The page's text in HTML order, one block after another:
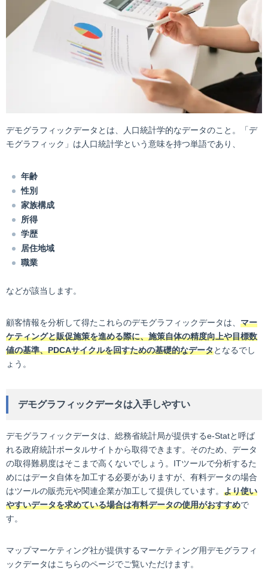
デモグラフィックデータとは、人口統計学的なデータのこと。「デ
モグラフィック」は人口統計学という意味を持つ単語であり、
年齢
性別
家族構成
所得
学歴
居住地域
職業
などが該当します。
顧客情報を分析して得たこれらのデモグラフィックデータは、 マー
ケティングと販促施策を進める際に、施策自体の精度向上や目標数
値の基準、PDCAサイクルを回すための基礎的なデータとなるでし
ょう。
デモグラフィックデータは入手しやすい
デモグラフィックデータは、総務省統計局が提供するe-Statと呼ば
れる政府統計ポータルサイトから取得できます。そのため、データ
の取得難易度はそこまで高くないでしょう。ITツールで分析するた
めにはデータ自体を加工する必要がありますが、有料データの場合
はツールの販売元や関連企業が加工して提供しています。 より使い
やすいデータを求めている場合は有料データの使用がおすすめで
す。
マップマーケティング社が提供するマーケティング用デモグラフィ
ックデータはこちらのページでご覧いただけます。